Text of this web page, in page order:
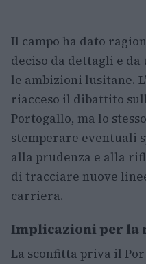
Il campo ha dato
deciso da dettagli e da
le ambizioni lusitane.
riacceso il dibattito
Portogallo, ma lo
stemperare eventuali
alla prudenza e alla
di tracciare nuove
carriera.
Implicazioni per la
La sconfitta priva il